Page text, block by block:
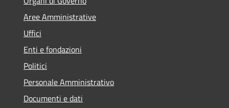
Aree Amministrative
Uffici
Enti e fondazioni
Politici
Personale Amministrativo
Documenti e dati